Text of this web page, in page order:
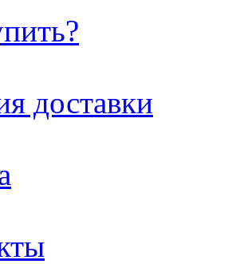
доставки